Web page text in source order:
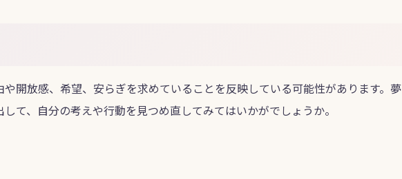
開放感、希望、安らぎを求めていることを反映している可能性があります。夢
て、自分の考えや行動を見つめ直してみてはいかがでしょうか。